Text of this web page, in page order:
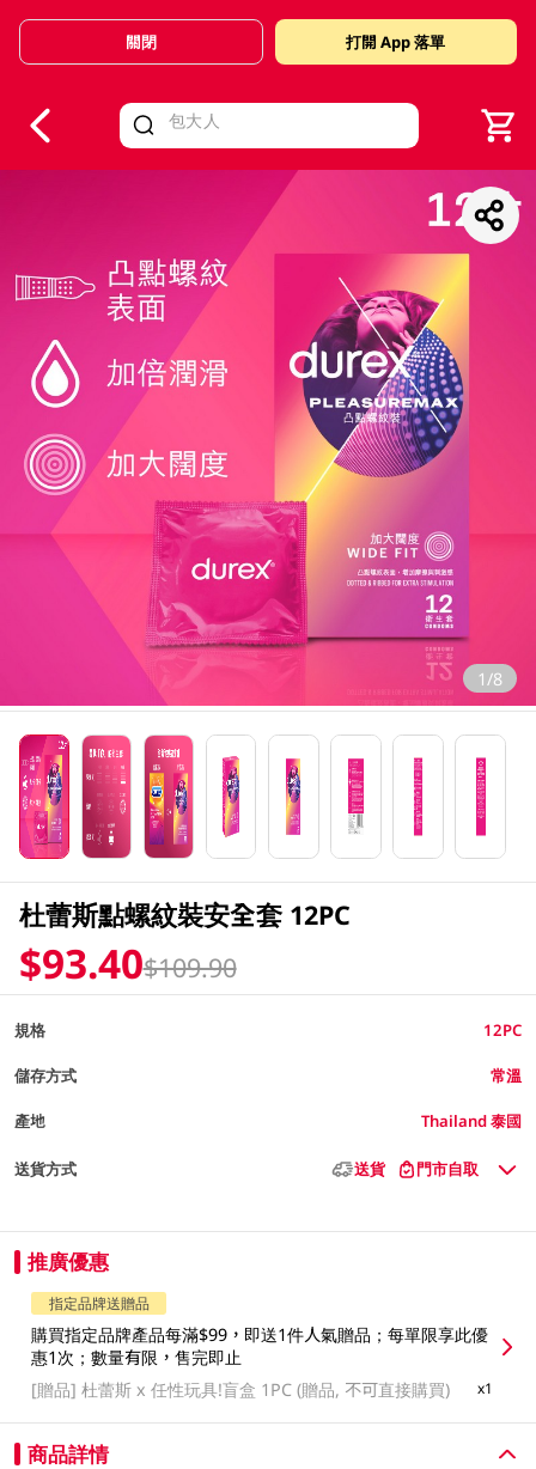
Valid Until 30 June 2026
關閉 打開 App 落單
1/8
杜蕾斯點螺紋裝安全套 12PC
$93.40$109.90
規格 12PC
儲存方式 常溫
產地 Thailand 泰國
送貨方式 送貨 門市自取
推廣優惠
指定品牌送贈品
購買指定品牌產品每滿$99，即送1件人氣贈品；每單限享此優
惠1次；數量有限，售完即止
[贈品]杜蕾斯 x 任性玩具!盲盒 1PC (贈品, 不可直接購買) x1
商品詳情